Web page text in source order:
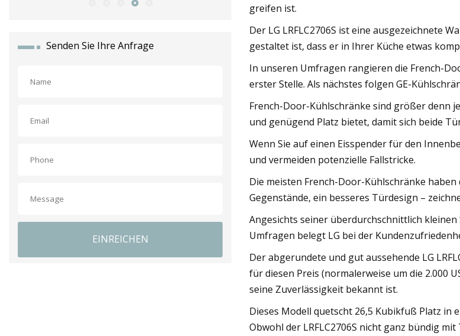
Senden Sie Ihre Anfrage
EINREICHEN
greifen ist.
Der LG LRFLC2706S ist eine ausgezeichnete
gestaltet ist, dass er in Ihrer Küche etwas
In unseren Umfragen rangieren die French-
erster Stelle. Als nächstes folgen GE-
French-Door-Kühlschränke sind größer denn
und genügend Platz bietet, damit sich beide
Wenn Sie auf einen Eisspender für den
und vermeiden potenzielle Fallstricke.
Die meisten French-Door-Kühlschränke
Gegenstände, ein besseres Türdesign –
Angesichts seiner überdurchschnittlich
Umfragen belegt LG bei der
Der abgerundete und gut aussehende LG
für diesen Preis (normalerweise um die 2.000
seine Zuverlässigkeit bekannt ist.
Dieses Modell quetscht 26,5 Kubikfuß Platz in
Obwohl der LRFLC2706S nicht ganz bündig